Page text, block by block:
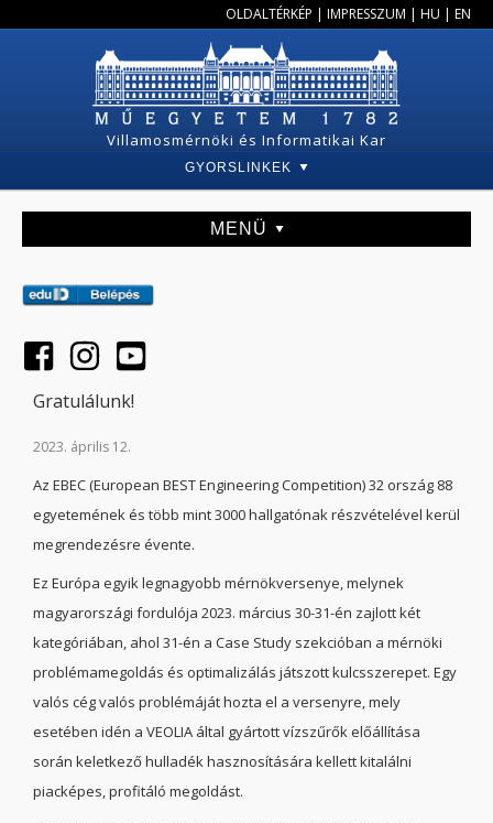
OLDALTÉRKÉP | IMPRESSZUM | HU | EN
Villamosmérnöki és Informatikai Kar
GYORSLINKEK
MENÜ
Gratulálunk!
2023. április 12.
Az EBEC (European BEST Engineering Competition) 32 ország 88
egyetemének és több mint 3000 hallgatónak részvételével kerül
megrendezésre évente.
Ez Európa egyik legnagyobb mérnökversenye, melynek
magyarországi fordulója 2023. március 30-31-én zajlott két
kategóriában, ahol 31-én a Case Study szekcióban a mérnöki
problémamegoldás és optimalizálás játszott kulcsszerepet. Egy
valós cég valós problémáját hozta el a versenyre, mely
esetében idén a VEOLIA által gyártott vízszűrők előállítása
során keletkező hulladék hasznosítására kellett kitalálni
piacképes, profitáló megoldást.